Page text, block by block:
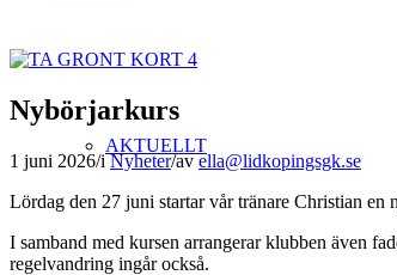
AKTUELLT
Nybörjarkurs
1 juni 2026/iNyheter/avella@lidkopingsgk.se
Lördag den 27 juni startar vår tränare Christian
I samband med kursen arrangerar klubben även
regelvandring ingår också.